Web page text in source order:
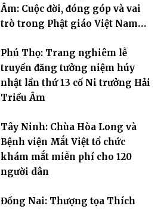
Âm: Cuộc đời, đóng góp và vai
trò trong Phật giáo Việt Nam
Phú Thọ: Trang nghiêm lễ
truyền đăng tưởng niệm húy
nhật lần thứ 13 cố Ni trưởng Hải
Triều Âm
Tây Ninh: Chùa Hòa Long và
Bệnh viện Mắt Việt tổ chức
khám mắt miễn phí cho 120
người dân
Đồng Nai: Thượng tọa Thích